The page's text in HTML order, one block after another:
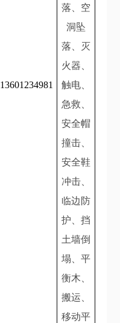
13601234981
落、空
洞坠
落、灭
火器、
触电、
急救、
安全帽
撞击、
安全鞋
冲击、
临边防
护、挡
土墙倒
塌、平
衡木、
搬运、
移动平